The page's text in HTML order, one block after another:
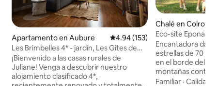
Apartamento en Aubure Calificación promedio: 4.94 de
4.94 (153)
Les Brimbelles 4* - jardín, Les Gîtes de
Juliane
¡Bienvenido a las casas rurales de
Juliane! Venga a descubrir nuestro
alojamiento clasificado 4*,
Chalé en Colroy-
Eco-site Epona
Natural de los
Encantadora
estrellas de 70
en el borde del
montañas
hectáreas de los
Familiar ·Calidad-